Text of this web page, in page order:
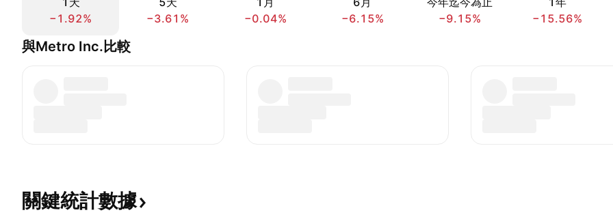
−1.92%
−3.61%
−0.04%
−6.15%
−9.15%
−15.56%
與Metro Inc.比較
關鍵統計數據